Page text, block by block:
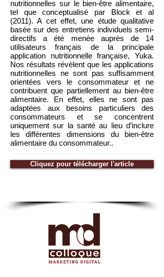
nutritionnelles sur le bien-être alimentaire,
tel que conceptualisé par Block et al
(2011). A cet effet, une étude qualitative
basée sur des entretiens individuels semi-
directifs a été menée auprès de 14
utilisateurs français de la principale
application nutritionnelle française, Yuka.
Nos résultats révèlent que les applications
nutritionnelles ne sont pas suffisamment
orientées vers le consommateur et ne
contribuent que partiellement au bien-être
alimentaire. En effet, elles ne sont pas
adaptées aux besoins particuliers des
consommateurs et se concentrent
uniquement sur la santé au lieu d’inclure
les différentes dimensions du bien-être
alimentaire du consommateur..
Cliquez pour télécharger l'article